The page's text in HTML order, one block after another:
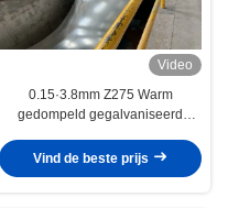
Video
0.15·3.8mm Z275 Warm
gedompeld gegalvaniseerd
SGCC DX51D voor container- en
bouwtoepassingen
Vind de beste prijs